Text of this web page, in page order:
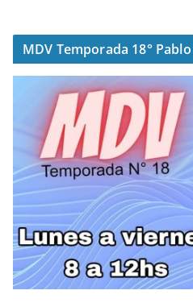
MDV Temporada 18°